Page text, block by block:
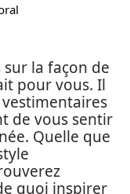
sur la façon de
pour vous. Il
de vous sentir
Quelle que
quoi inspirer